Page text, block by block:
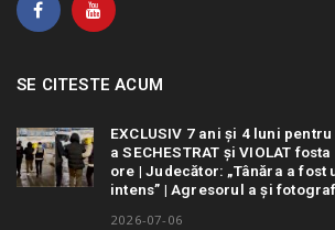
SE CITESTE ACUM
EXCLUSIV 7 ani și 4 luni
a SECHESTRAT și VIOLAT
ore | Judecător: „Tânăra a
intens” | Agresorul a și
2026-07-06